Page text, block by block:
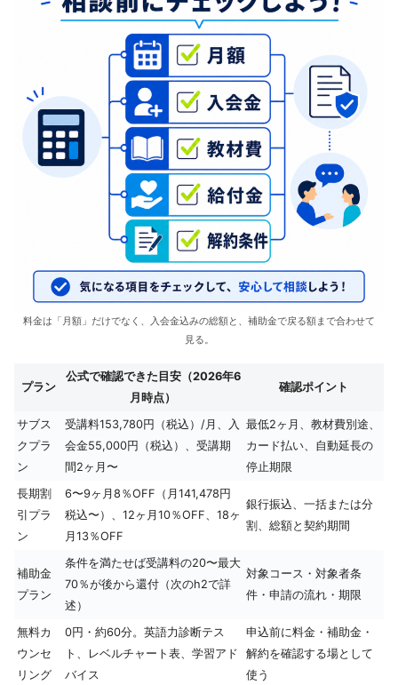
料金は「月額」だけでなく、入会金込みの総額と、補助金で戻る額まで合わせて
見る。
プラン
公式で確認できた目安（2026年6
月時点）
確認ポイント
サブス
クプラ
ン
受講料153,780円（税込）/月、入
会金55,000円（税込）、受講期
間2ヶ月〜
最低2ヶ月、教材費別途、
カード払い、自動延長の
停止期限
長期割
引プラ
ン
6〜9ヶ月8％OFF（月141,478円
税込〜）、12ヶ月10％OFF、18ヶ
月13％OFF
銀行振込、一括または分
割、総額と契約期間
補助金
プラン
条件を満たせば受講料の20〜最大
70％が後から還付（次のh2で詳
述）
対象コース・対象者条
件・申請の流れ・期限
無料カ
ウンセ
リング
0円・約60分。英語力診断テス
ト、レベルチャート表、学習アド
バイス
申込前に料金・補助金・
解約を確認する場として
使う